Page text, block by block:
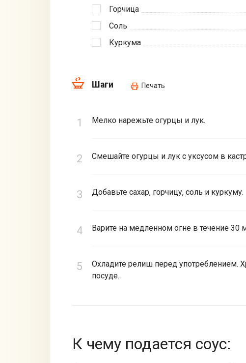
Горчица
Соль
Куркума
Шаги Печать
Мелко нарежьте огурцы и лук.
Смешайте огурцы и лук с уксусом в
Добавьте сахар, горчицу, соль и куркуму.
Варите на медленном огне в течение 30
Охладите релиш перед употреблением.
посуде.
К чему подается соус: